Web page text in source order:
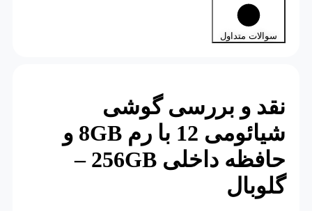
سوالات متداول
نقد و بررسی گوشی
شیائومی 12 با رم 8
GB
و
حافظه داخلی 256 GB
–
گلوبال